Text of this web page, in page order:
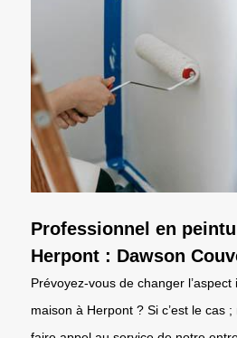
Professionnel en
Herpont : Dawson
Prévoyez-vous de changer
maison à Herpont ? Si c’est le cas